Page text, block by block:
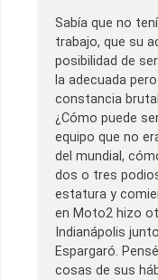
Sabía que no
trabajo, que su
posibilidad de
la adecuada
constancia
¿Cómo puede
equipo que no
del mundial,
dos o tres
estatura y
en Moto2 hizo
Indianápolis
Espargaró.
cosas de sus